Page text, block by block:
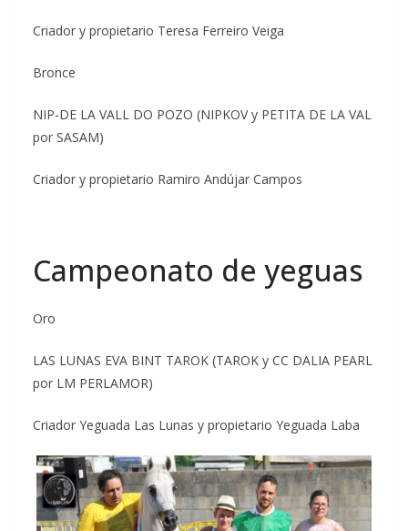
Criador y propietario Teresa Ferreiro Veiga
Bronce
NIP-DE LA VALL DO POZO (NIPKOV y PETITA DE LA VAL
por SASAM)
Criador y propietario Ramiro Andújar Campos
Campeonato de yeguas
Oro
LAS LUNAS EVA BINT TAROK (TAROK y CC DALIA PEARL
por LM PERLAMOR)
Criador Yeguada Las Lunas y propietario Yeguada Laba